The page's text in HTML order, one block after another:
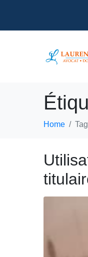
Home